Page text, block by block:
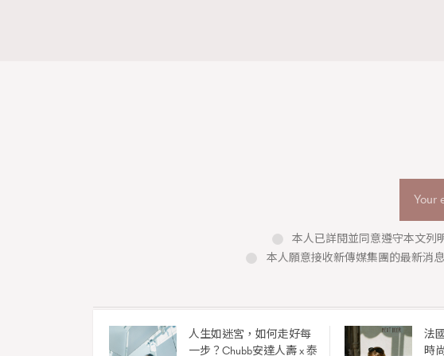
本人已詳閱並同意遵守本文列
本人願意接收新傳媒集團的最新消
ABOUT US
人生如迷宮，如何走好每
一步？Chubb安達人壽 x 泰
法
時